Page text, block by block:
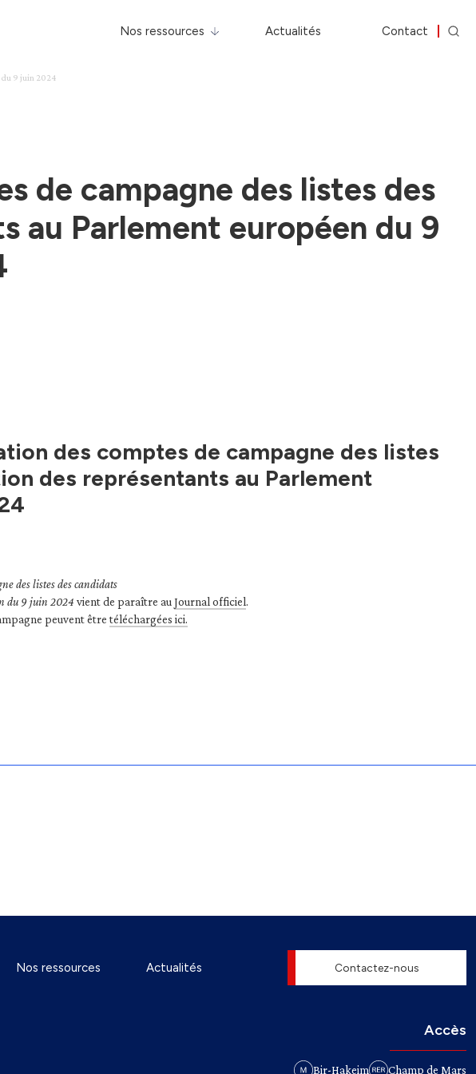
Nos ressources Actualités Contact
du 9 juin 2024
de campagne des listes des
au Parlement européen du 9
des comptes de campagne des listes
des représentants au Parlement
des listes des candidats
du 9 juin 2024 vient de paraître au Journal officiel.
peuvent être téléchargées ici.
Nos ressources Actualités Contactez-nous
Accès
Bir-Hakeim Champ de Mars